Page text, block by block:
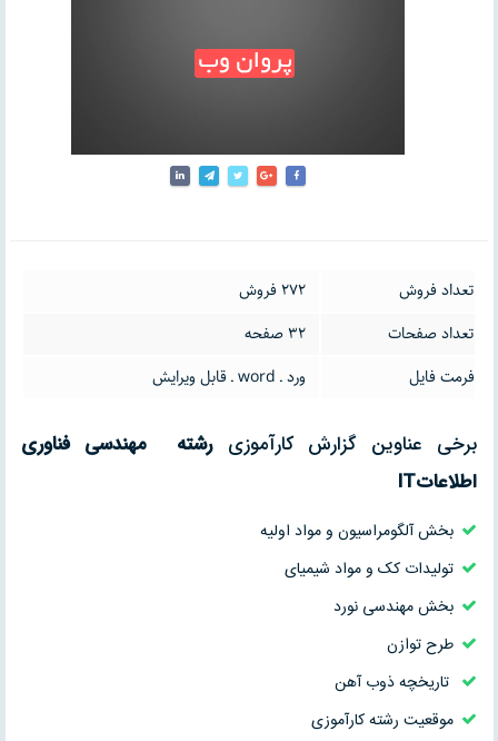
تعداد فروش
272 فروش
تعداد صفحات
32 صفحه
فرمت فایل
ورد ـ word ـ قابل ویرایش
برخی عناوین گزارش کارآموزیرشته
مهندسی فناوری
اطلاعاتIT
بخش آلگومراسیون و مواد اولیه
تولیدات کک و مواد شیمیای
بخش مهندسی نورد
طرح توازن
تاریخچه ذوب آهن
موقعیت رشته کارآموزی